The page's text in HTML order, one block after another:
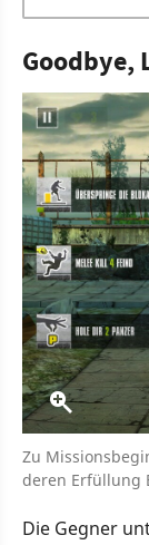
Goodbye,
Zu
deren Erfüllung
Die Gegner